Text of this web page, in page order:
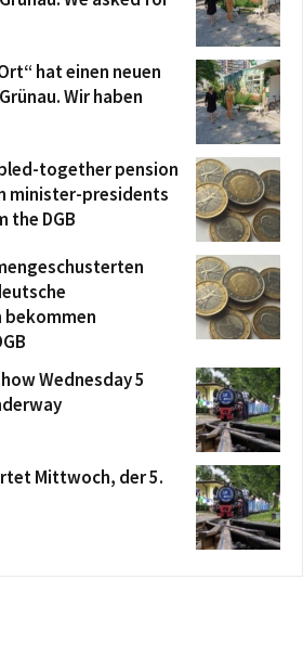
hat einen neuen
Wir haben
together pension
minister-presidents
the DGB
Wednesday 5
Mittwoch, der 5.